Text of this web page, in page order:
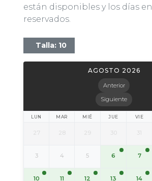
están disponibles y los días en
reservados.
Talla: 10
Anterior
AGOSTO 2026
Siguiente
LUN MAR MIÉ JUE VIE
27 28 29 30 31
3 4 5 6 7
10 11 12 13 14